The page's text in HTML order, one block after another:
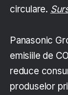
circulare.
Panasonic
emisiile de
reduce
produselor